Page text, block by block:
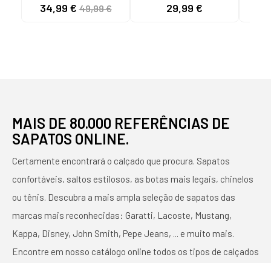
34,99 €49,99 €
NEGRO
29,99 €
MAIS DE 80.000 REFERÊNCIAS DE
SAPATOS ONLINE.
Certamente encontrará o calçado que procura. Sapatos
confortáveis, saltos estilosos, as botas mais legais, chinelos
ou tênis. Descubra a mais ampla seleção de sapatos das
marcas mais reconhecidas: Garatti, Lacoste, Mustang,
Kappa, Disney, John Smith, Pepe Jeans, ... e muito mais.
Encontre em nosso catálogo online todos os tipos de calçados